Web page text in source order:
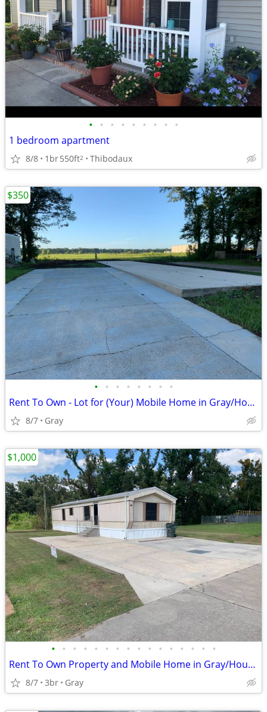
• • • • • • • • •
1 bedroom apartment
8/8 1br550ft2 Thibodaux
• • • • • • • •
Rent To Own - Lot for (Your) Mobile Home in Gray/Houma
8/7 Gray
$350
• • • • • • • • • • • • • • • •
Rent To Own Property and Mobile Home in Gray/Houma
8/7 3br Gray
$1,000